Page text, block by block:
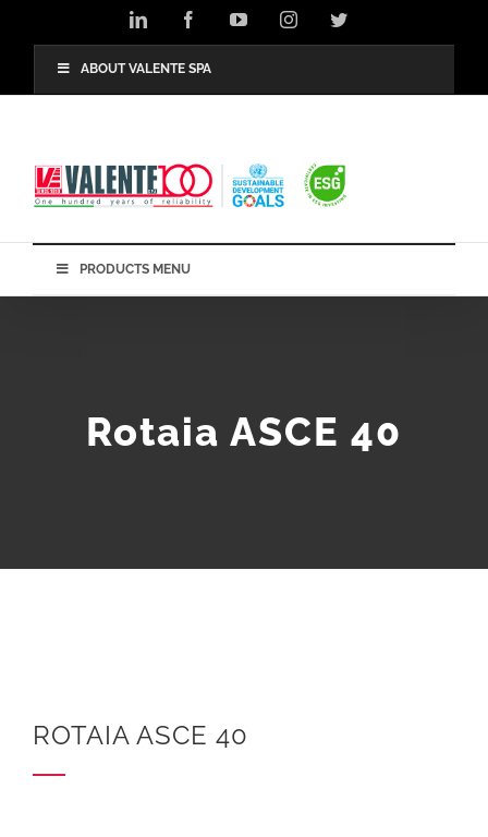
LinkedIn FacebookYouTubeInstagramTwitter
ABOUT VALENTE SPA
PRODUCTS MENU
Rotaia ASCE 40
ROTAIA ASCE 40